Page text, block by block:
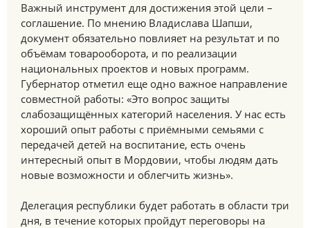
Важный инструмент для достижения этой цели –
соглашение. По мнению Владислава Шапши,
документ обязательно повлияет на результат и по
объёмам товарооборота, и по реализации
национальных проектов и новых программ.
Губернатор отметил еще одно важное направление
совместной работы: «Это вопрос защиты
слабозащищённых категорий населения. У нас есть
хороший опыт работы с приёмными семьями с
передачей детей на воспитание, есть очень
интересный опыт в Мордовии, чтобы людям дать
новые возможности и облегчить жизнь».
Делегация республики будет работать в области три
дня, в течение которых пройдут переговоры на